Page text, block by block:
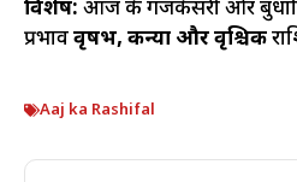
विशेष: आज के गजकेसरी और
प्रभाववृषभ, कन्या और वृश्चिक
Aaj ka Rashifal